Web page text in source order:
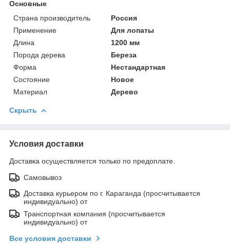
Основные
Страна производитель
Россия
Применение
Для лопаты
Длина
1200 мм
Порода дерева
Береза
Форма
Нестандартная
Состояние
Новое
Материал
Дерево
Скрыть
Условия доставки
Доставка осуществляется только по предоплате.
Самовывоз
Доставка курьером по г. Караганда (просчитывается
индивидуально) от
Транспортная компания (просчитывается
индивидуально) от
Все условия доставки